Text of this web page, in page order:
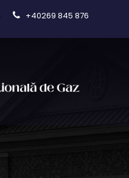
+40269 845 876